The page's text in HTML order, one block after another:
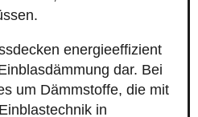
energieeffizient
dar. Bei
um Dämmstoffe, die mit
in